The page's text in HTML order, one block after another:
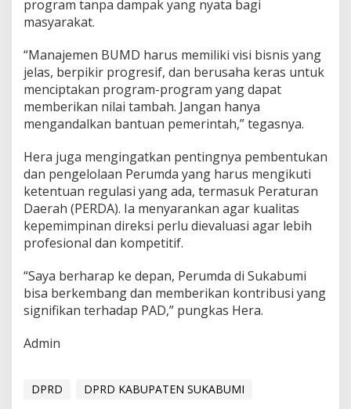
program tanpa dampak yang nyata bagi
masyarakat.
“Manajemen BUMD harus memiliki visi bisnis yang
jelas, berpikir progresif, dan berusaha keras untuk
menciptakan program-program yang dapat
memberikan nilai tambah. Jangan hanya
mengandalkan bantuan pemerintah,” tegasnya.
Hera juga mengingatkan pentingnya pembentukan
dan pengelolaan Perumda yang harus mengikuti
ketentuan regulasi yang ada, termasuk Peraturan
Daerah (PERDA). Ia menyarankan agar kualitas
kepemimpinan direksi perlu dievaluasi agar lebih
profesional dan kompetitif.
“Saya berharap ke depan, Perumda di Sukabumi
bisa berkembang dan memberikan kontribusi yang
signifikan terhadap PAD,” pungkas Hera.
Admin
DPRD DPRD KABUPATEN SUKABUMI